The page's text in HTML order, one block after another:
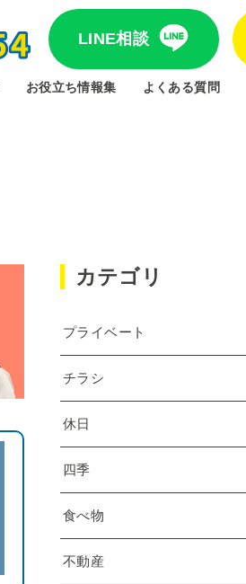
LINE相談
お役立ち情報集 よくある質問
カテゴリ
プライベート
チラシ
休日
四季
食べ物
不動産